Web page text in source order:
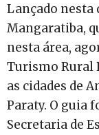
Lançado
Mangaratiba,
nesta área,
Turismo Rural
as cidades de
Paraty. O guia
Secretaria de